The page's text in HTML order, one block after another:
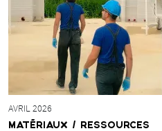
AVRIL 2026
MATÉRIAUX / RESSOURCES